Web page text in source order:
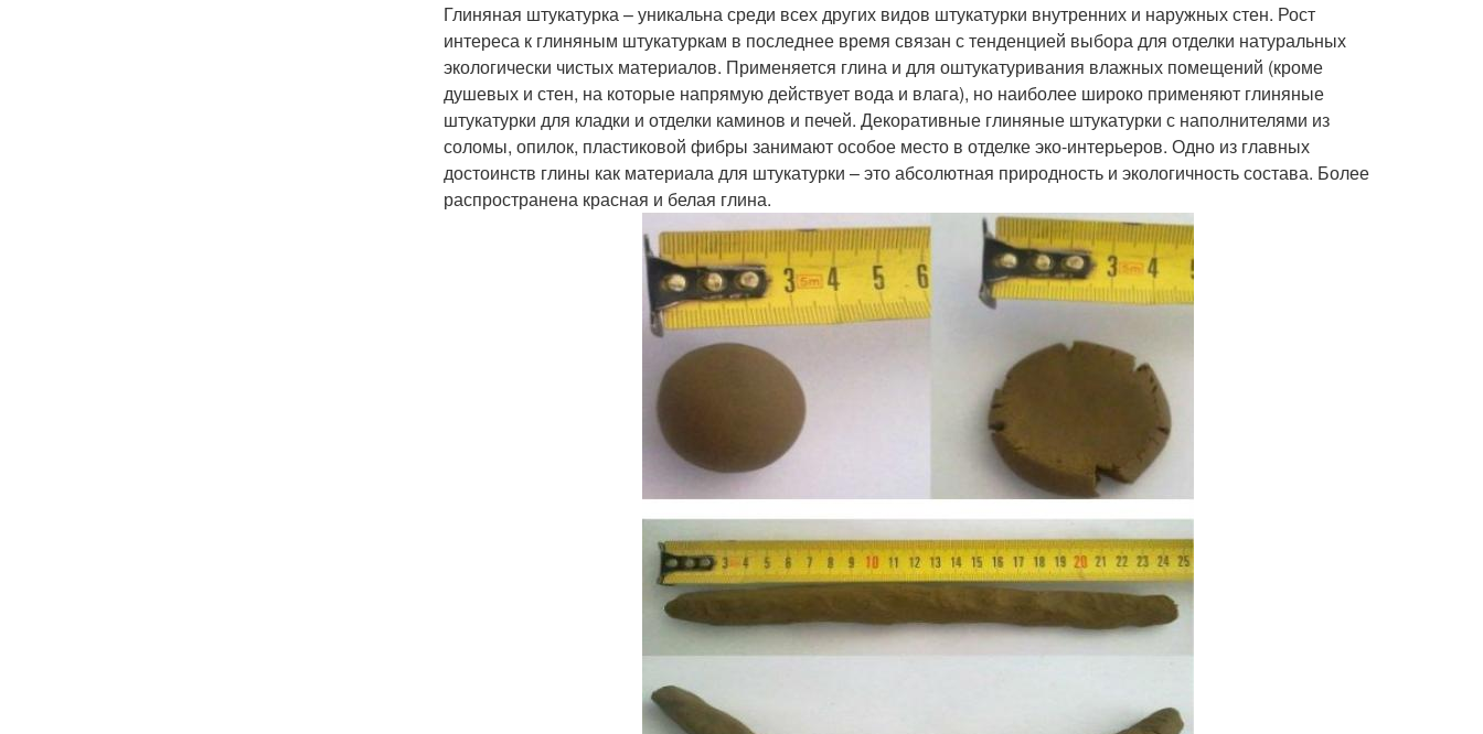
Глиняная штукатурка – уникальна среди всех других видов штукатурки внутренних и наружных стен. Рост
интереса к глиняным штукатуркам в последнее время связан с тенденцией выбора для отделки натуральных
экологически чистых материалов. Применяется глина и для оштукатуривания влажных помещений (кроме
душевых и стен, на которые напрямую действует вода и влага), но наиболее широко применяют глиняные
штукатурки для кладки и отделки каминов и печей. Декоративные глиняные штукатурки с наполнителями из
соломы, опилок, пластиковой фибры занимают особое место в отделке эко-интерьеров. Одно из главных
достоинств глины как материала для штукатурки – это абсолютная природность и экологичность состава. Более
распространена красная и белая глина.